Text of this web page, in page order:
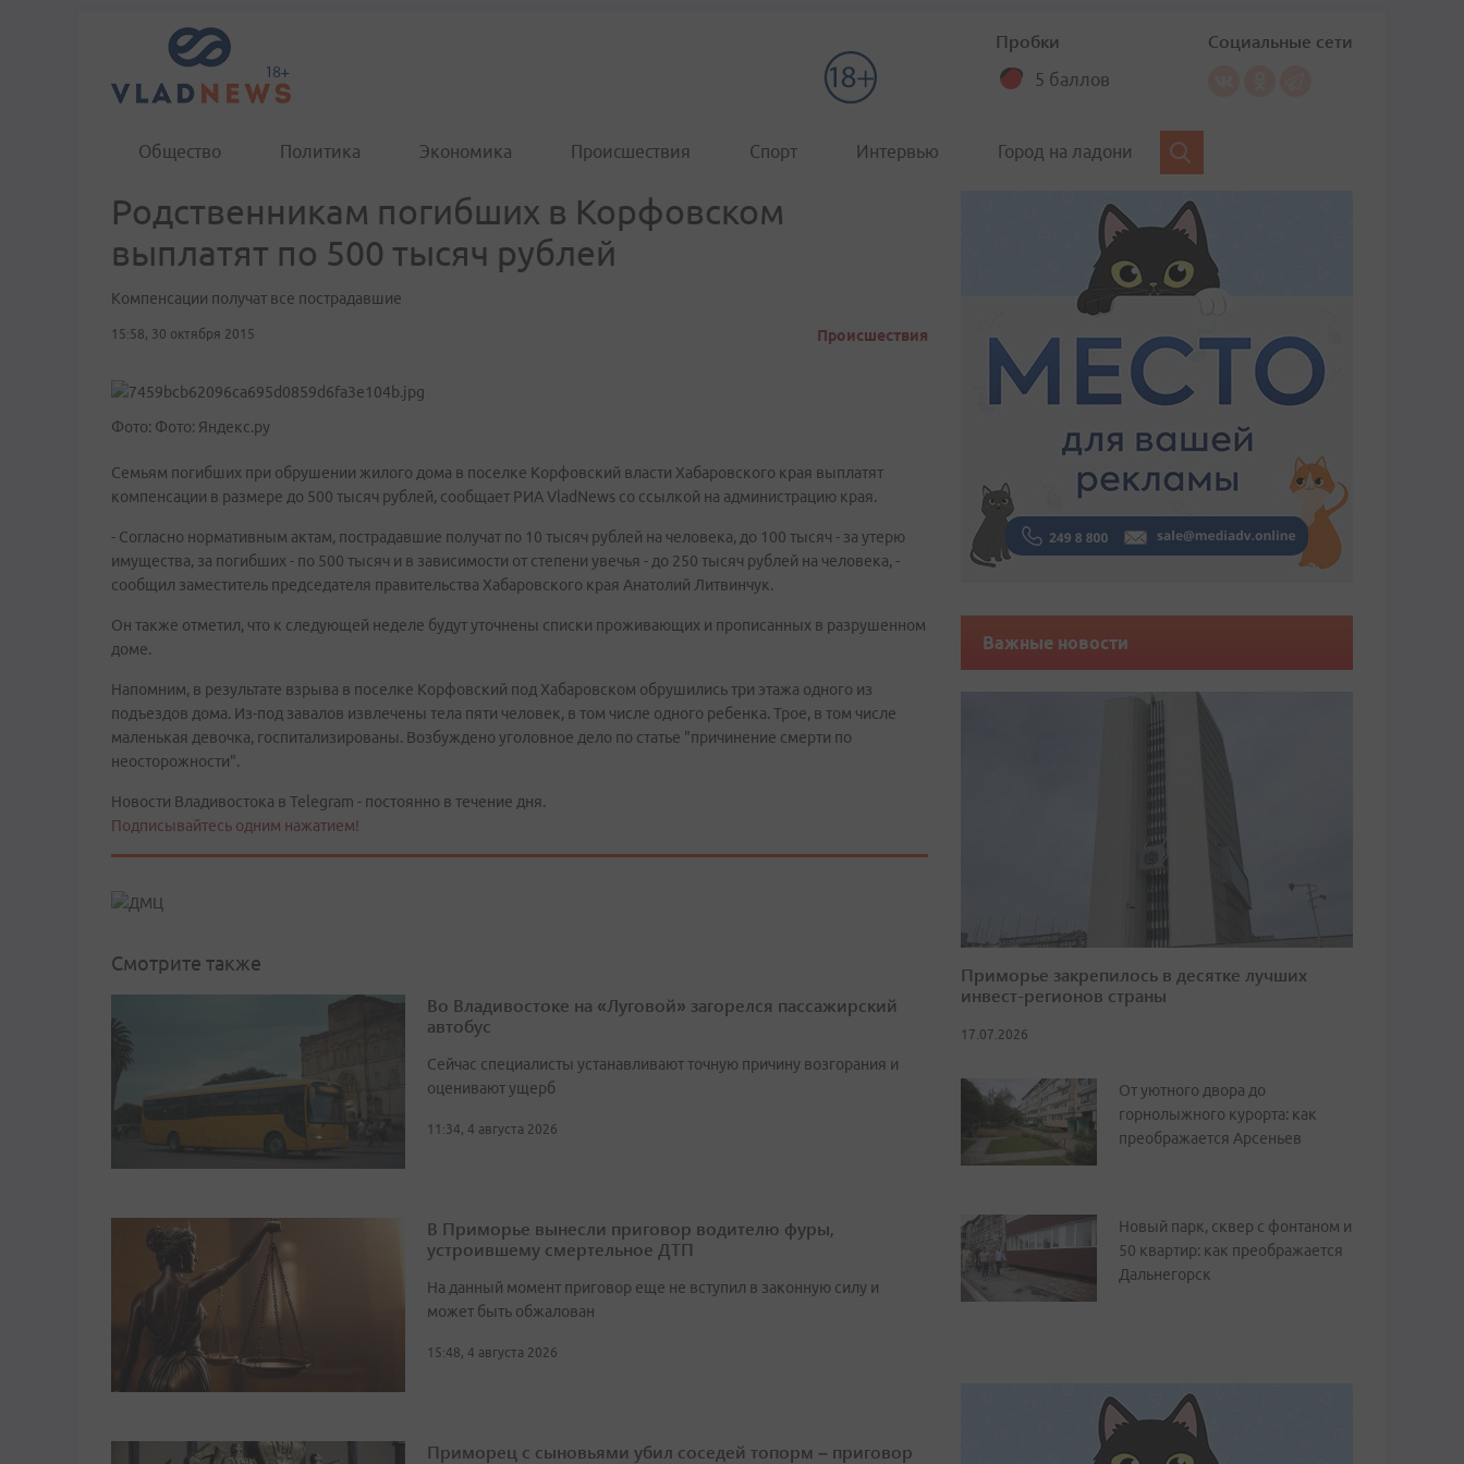
Пробки
5 баллов
Социальные сети
Общество Политика Экономика Происшествия Спорт Интервью Город на ладони
Родственникам погибших в Корфовском
выплатят по 500 тысяч рублей
Компенсации получат все пострадавшие
15:58, 30 октября 2015 Происшествия
Фото: Фото: Яндекс.ру
Семьям погибших при обрушении жилого дома в поселке Корфовский власти Хабаровского края выплатят
компенсации в размере до 500 тысяч рублей, сообщает РИА VladNews со ссылкой на администрацию края.
- Согласно нормативным актам, пострадавшие получат по 10 тысяч рублей на человека, до 100 тысяч - за утерю
имущества, за погибших - по 500 тысяч и в зависимости от степени увечья - до 250 тысяч рублей на человека, -
сообщил заместитель председателя правительства Хабаровского края Анатолий Литвинчук.
Он также отметил, что к следующей неделе будут уточнены списки проживающих и прописанных в разрушенном
доме.
Напомним, в результате взрыва в поселке Корфовский под Хабаровском обрушились три этажа одного из
подъездов дома. Из-под завалов извлечены тела пяти человек, в том числе одного ребенка. Трое, в том числе
маленькая девочка, госпитализированы. Возбуждено уголовное дело по статье "причинение смерти по
неосторожности".
Новости Владивостока в Telegram - постоянно в течение дня.
Подписывайтесь одним нажатием!
Смотрите также
Во Владивостоке на «Луговой» загорелся пассажирский
автобус
Сейчас специалисты устанавливают точную причину возгорания и
оценивают ущерб
11:34, 4 августа 2026
В Приморье вынесли приговор водителю фуры,
устроившему смертельное ДТП
На данный момент приговор еще не вступил в законную силу и
может быть обжалован
15:48, 4 августа 2026
Приморец с сыновьями убил соседей топорм – приговор
Важные новости
Приморье закрепилось в десятке лучших
инвест-регионов страны
17.07.2026
От уютного двора до
горнолыжного курорта: как
преображается Арсеньев
Новый парк, сквер с фонтаном и
50 квартир: как преображается
Дальнегорск